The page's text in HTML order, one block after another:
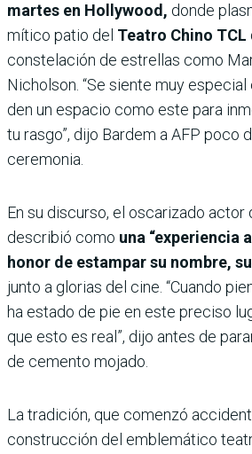
martes en Hollywood, donde
mítico patio del Teatro Chino TCL
constelación de estrellas como
Nicholson. “Se siente muy
den un espacio como este para
tu rasgo”, dijo Bardem a AFP poco
ceremonia.
En su discurso, el oscarizado actor
describió como una “experiencia
honor de estampar su nombre,
junto a glorias del cine. “Cuando
ha estado de pie en este preciso
que esto es real”, dijo antes de
de cemento mojado.
La tradición, que comenzó
construcción del emblemático